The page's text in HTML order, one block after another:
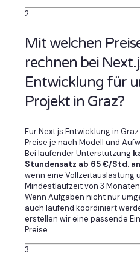
2
Mit welchen
rechnen bei
Entwicklung für
Projekt in Graz?
Für Next.js Entwicklung in
Preise je nach Modell und
Bei laufender Unterstützung
Stundensatz ab 65 €/Std.
wenn eine Vollzeitauslastung
Mindestlaufzeit von 3
Wenn Aufgaben nicht nur
auch laufend koordiniert
erstellen wir eine passende
Preise.
3